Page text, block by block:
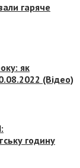
гаряче
як
(Відео)
годину